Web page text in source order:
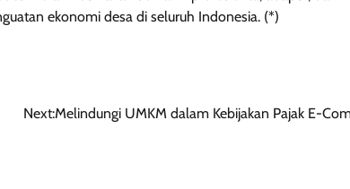
ekonomi desa di seluruh Indonesia. (*)
Next:Melindungi UMKM dalam Kebijakan Pajak E-